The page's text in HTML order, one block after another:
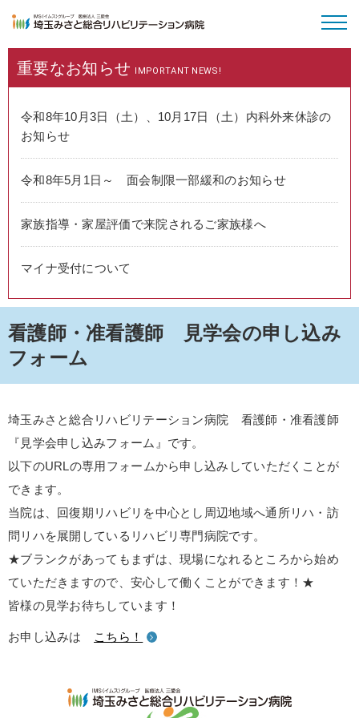
病院のご案内
外来受診
特長と取り組み
採用情報
重要なお知らせ IMPORTANT NEWS!
令和8年10月3日（土）、10月17日（土）内科外来休診の
お知らせ
令和8年5月1日～ 面会制限一部緩和のお知らせ
家族指導・家屋評価で来院されるご家族様へ
マイナ受付について
看護師・准看護師 見学会の申し込み
フォーム
埼玉みさと総合リハビリテーション病院 看護師・准看護師
『見学会申し込みフォーム』です。
以下のURLの専用フォームから申し込みしていただくことが
できます。
当院は、回復期リハビリを中心とし周辺地域へ通所リハ・訪
問リハを展開しているリハビリ専門病院です。
★ブランクがあってもまずは、現場になれるところから始め
ていただきますので、安心して働くことができます！★
皆様の見学お待ちしています！
お申し込みは こちら！